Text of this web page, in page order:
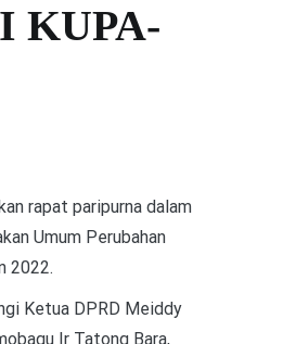
KUPA-
rapat paripurna dalam
Umum Perubahan
2022.
Ketua DPRD Meiddy
Ir Tatong Bara,